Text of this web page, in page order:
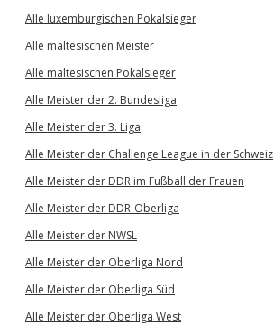
Alle luxemburgischen Pokalsieger
Alle maltesischen Meister
Alle maltesischen Pokalsieger
Alle Meister der 2. Bundesliga
Alle Meister der 3. Liga
Alle Meister der Challenge League in der Schweiz
Alle Meister der DDR im Fußball der Frauen
Alle Meister der DDR-Oberliga
Alle Meister der NWSL
Alle Meister der Oberliga Nord
Alle Meister der Oberliga Süd
Alle Meister der Oberliga West